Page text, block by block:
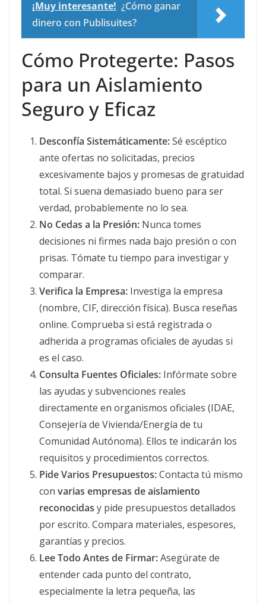
¡Muy interesante! ¿Cómo ganar
dinero con Publisuites?
Cómo Protegerte: Pasos
para un Aislamiento
Seguro y Eficaz
Desconfía Sistemáticamente:Sé escéptico
ante ofertas no solicitadas, precios
excesivamente bajos y promesas de gratuidad
total. Si suena demasiado bueno para ser
verdad, probablemente no lo sea.
No Cedas a la Presión: Nunca tomes
decisiones ni firmes nada bajo presión o con
prisas. Tómate tu tiempo para investigar y
comparar.
Verifica la Empresa: Investiga la empresa
(nombre, CIF, dirección física). Busca reseñas
online. Comprueba si está registrada o
adherida a programas oficiales de ayudas si
es el caso.
Consulta Fuentes Oficiales: Infórmate sobre
las ayudas y subvenciones reales
directamente en organismos oficiales (IDAE,
Consejería de Vivienda/Energía de tu
Comunidad Autónoma). Ellos te indicarán los
requisitos y procedimientos correctos.
Pide Varios Presupuestos:Contacta tú mismo
con varias empresas de aislamiento
reconocidas y pide presupuestos detallados
por escrito. Compara materiales, espesores,
garantías y precios.
Lee Todo Antes de Firmar:Asegúrate de
entender cada punto del contrato,
especialmente la letra pequeña, las